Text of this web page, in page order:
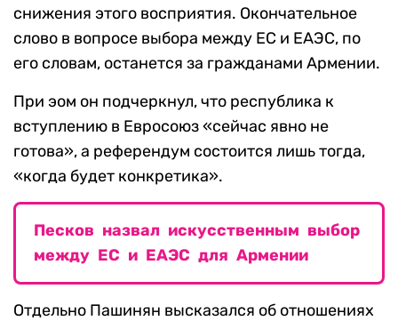
снижения этого восприятия. Окончательное
слово в вопросе выбора между ЕС и ЕАЭС, по
его словам, останется за гражданами Армении.
При эом он подчеркнул, что республика к
вступлению в Евросоюз «сейчас явно не
готова», а референдум состоится лишь тогда,
«когда будет конкретика».
Песков назвал искусственным выбор
между ЕС и ЕАЭС для Армении
Отдельно Пашинян высказался об отношениях